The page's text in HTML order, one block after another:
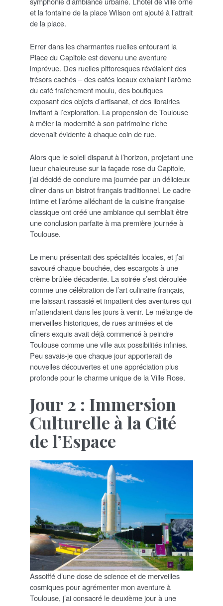
et la fontaine de la place Wilson ont ajouté à l’attrait
de la place.
Errer dans les charmantes ruelles entourant la
Place du Capitole est devenu une aventure
imprévue. Des ruelles pittoresques révélaient des
trésors cachés – des cafés locaux exhalant l’arôme
du café fraîchement moulu, des boutiques
exposant des objets d’artisanat, et des librairies
invitant à l’exploration. La propension de Toulouse
à mêler la modernité à son patrimoine riche
devenait évidente à chaque coin de rue.
Alors que le soleil disparut à l’horizon, projetant une
lueur chaleureuse sur la façade rose du Capitole,
j’ai décidé de conclure ma journée par un délicieux
dîner dans un bistrot français traditionnel. Le cadre
intime et l’arôme alléchant de la cuisine française
classique ont créé une ambiance qui semblait être
une conclusion parfaite à ma première journée à
Toulouse.
Le menu présentait des spécialités locales, et j’ai
savouré chaque bouchée, des escargots à une
crème brûlée décadente. La soirée s’est déroulée
comme une célébration de l’art culinaire français,
me laissant rassasié et impatient des aventures qui
m’attendaient dans les jours à venir. Le mélange de
merveilles historiques, de rues animées et de
dîners exquis avait déjà commencé à peindre
Toulouse comme une ville aux possibilités infinies.
Peu savais-je que chaque jour apporterait de
nouvelles découvertes et une appréciation plus
profonde pour le charme unique de la Ville Rose.
Jour 2 : Immersion
Culturelle à la Cité
de l’Espace
Assoiffé d’une dose de science et de merveilles
cosmiques pour agrémenter mon aventure à
Toulouse, j’ai consacré le deuxième jour à une